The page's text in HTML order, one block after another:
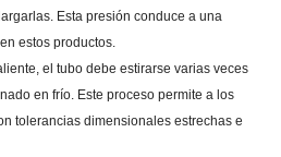
Esta presión conduce a una
estos productos.
el tubo debe estirarse varias veces
en frío. Este proceso permite a los
tolerancias dimensionales estrechas e